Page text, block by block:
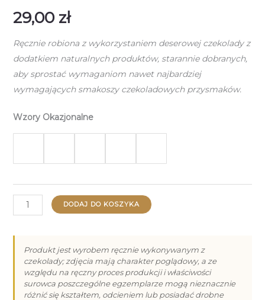
29,00 zł
Ręcznie robiona z wykorzystaniem deserowej czekolady z
dodatkiem naturalnych produktów, starannie dobranych,
aby sprostać wymaganiom nawet najbardziej
wymagających smakoszy czekoladowych przysmaków.
Wzory Okazjonalne
ilość
Czekolada
Malinami
Orzechami
DODAJ DO KOSZYKA
Produkt jest wyrobem ręcznie wykonywanym z
czekolady; zdjęcia mają charakter poglądowy, a ze
względu na ręczny proces produkcji i właściwości
surowca poszczególne egzemplarze mogą nieznacznie
różnić się kształtem, odcieniem lub posiadać drobne